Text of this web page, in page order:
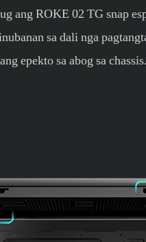
ang ROKE 02 TG snap
sa dali nga
epekto sa abog sa chassis.